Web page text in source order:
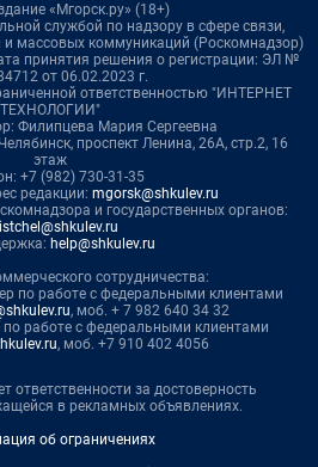
«Мгорск.ру» (18+)
службой по надзору в сфере связи,
массовых коммуникаций (Роскомнадзор)
принятия решения о регистрации: ЭЛ №
от 06.02.2023 г.
ответственностью "ИНТЕРНЕТ
ТЕХНОЛОГИИ"
Филипцева Мария Сергеевна
проспект Ленина, 26А, стр.2, 16
этаж
+7 (982) 730-31-35
редакции: mgorsk@shkulev.ru
и государственных органов:
help@shkulev.ru
сотрудничества:
по работе с федеральными клиентами
, моб. + 7 982 640 34 32
работе с федеральными клиентами
, моб. +7 910 402 4056
ответственности за достоверность
в рекламных объявлениях.
об ограничениях